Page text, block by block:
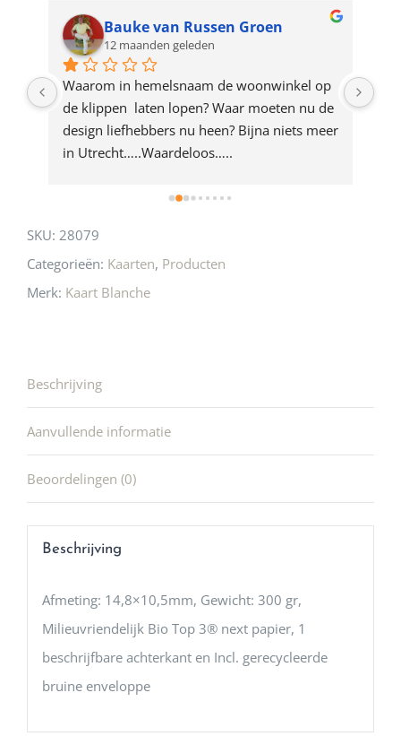
product
Bauke van Russen Groen
12 maanden geleden
Waarom in hemelsnaam de woonwinkel op
de klippen  laten lopen? Waar moeten nu de
design liefhebbers nu heen? Bijna niets meer
in Utrecht…..Waardeloos…..
SKU: 28079
Categorieën: Kaarten, Producten
Merk: Kaart Blanche
Beschrijving
Aanvullende informatie
Beoordelingen (0)
Beschrijving
Afmeting: 14,8×10,5mm, Gewicht: 300 gr,
Milieuvriendelijk Bio Top 3® next papier, 1
beschrijfbare achterkant en Incl. gerecycleerde
bruine enveloppe